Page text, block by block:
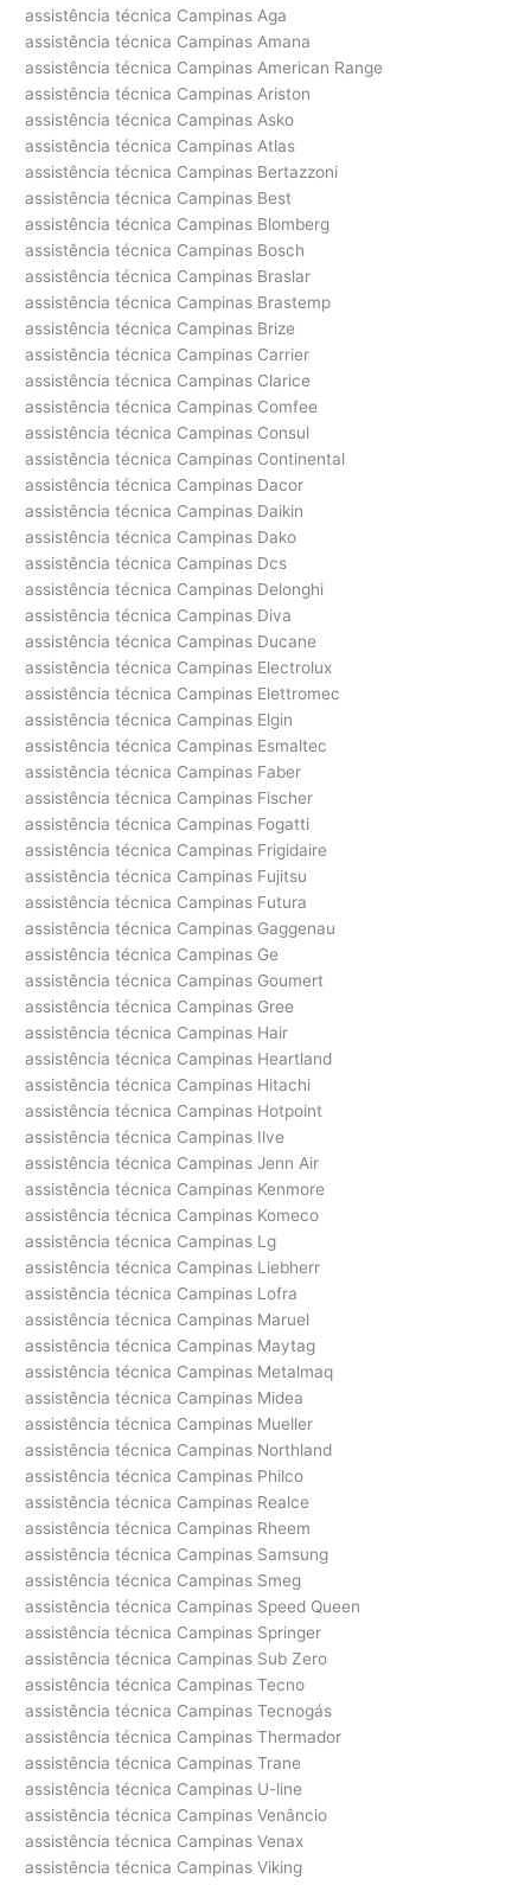
assistência técnica Campinas Aga
assistência técnica Campinas Amana
assistência técnica Campinas American Range
assistência técnica Campinas Ariston
assistência técnica Campinas Asko
assistência técnica Campinas Atlas
assistência técnica Campinas Bertazzoni
assistência técnica Campinas Best
assistência técnica Campinas Blomberg
assistência técnica Campinas Bosch
assistência técnica Campinas Braslar
assistência técnica Campinas Brastemp
assistência técnica Campinas Brize
assistência técnica Campinas Carrier
assistência técnica Campinas Clarice
assistência técnica Campinas Comfee
assistência técnica Campinas Consul
assistência técnica Campinas Continental
assistência técnica Campinas Dacor
assistência técnica Campinas Daikin
assistência técnica Campinas Dako
assistência técnica Campinas Dcs
assistência técnica Campinas Delonghi
assistência técnica Campinas Diva
assistência técnica Campinas Ducane
assistência técnica Campinas Electrolux
assistência técnica Campinas Elettromec
assistência técnica Campinas Elgin
assistência técnica Campinas Esmaltec
assistência técnica Campinas Faber
assistência técnica Campinas Fischer
assistência técnica Campinas Fogatti
assistência técnica Campinas Frigidaire
assistência técnica Campinas Fujitsu
assistência técnica Campinas Futura
assistência técnica Campinas Gaggenau
assistência técnica Campinas Ge
assistência técnica Campinas Goumert
assistência técnica Campinas Gree
assistência técnica Campinas Hair
assistência técnica Campinas Heartland
assistência técnica Campinas Hitachi
assistência técnica Campinas Hotpoint
assistência técnica Campinas Ilve
assistência técnica Campinas Jenn Air
assistência técnica Campinas Kenmore
assistência técnica Campinas Komeco
assistência técnica Campinas Lg
assistência técnica Campinas Liebherr
assistência técnica Campinas Lofra
assistência técnica Campinas Maruel
assistência técnica Campinas Maytag
assistência técnica Campinas Metalmaq
assistência técnica Campinas Midea
assistência técnica Campinas Mueller
assistência técnica Campinas Northland
assistência técnica Campinas Philco
assistência técnica Campinas Realce
assistência técnica Campinas Rheem
assistência técnica Campinas Samsung
assistência técnica Campinas Smeg
assistência técnica Campinas Speed Queen
assistência técnica Campinas Springer
assistência técnica Campinas Sub Zero
assistência técnica Campinas Tecno
assistência técnica Campinas Tecnogás
assistência técnica Campinas Thermador
assistência técnica Campinas Trane
assistência técnica Campinas U-line
assistência técnica Campinas Venâncio
assistência técnica Campinas Venax
assistência técnica Campinas Viking